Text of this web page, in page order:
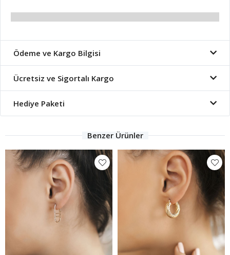
Ödeme ve Kargo Bilgisi
Ücretsiz ve Sigortalı Kargo
Hediye Paketi
Benzer Ürünler